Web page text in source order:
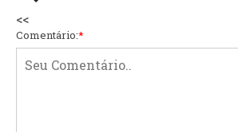
<<
Comentário:*